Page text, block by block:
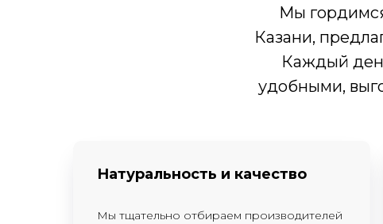
Мы
Казани,
Каждый
удобными,
Натуральность и качество
Мы тщательно отбираем производителей